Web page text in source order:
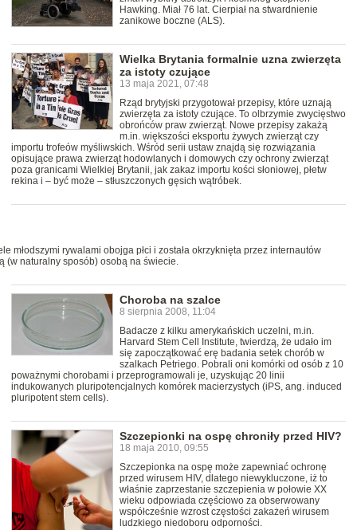
Hawking. Miał 76 lat. Cierpiał na stwardnienie
zanikowe boczne (ALS).
Wielka Brytania formalnie uzna zwierzęta
za istoty czujące
13 maja 2021, 07:48
Rząd brytyjski przygotował przepisy, które uznają
zwierzęta za istoty czujące. To olbrzymie zwycięstwo
obrońców praw zwierząt. Nowe przepisy zakażą
m.in. większości eksportu żywych zwierząt czy
importu trofeów myśliwskich. Wśród serii ustaw znajdą się rozwiązania
opisujące prawa zwierząt hodowlanych i domowych czy ochrony zwierząt
poza granicami Wielkiej Brytanii, jak zakaz importu kości słoniowej, płetw
rekina i – być może – stłuszczonych gęsich wątróbek.
młodszymi rywalami obojga płci i została okrzyknięta przez internautów
(w naturalny sposób) osobą na świecie.
Choroba na szalce
8 sierpnia 2008, 11:04
Badacze z kilku amerykańskich uczelni, m.in.
Harvard Stem Cell Institute, twierdzą, że udało im
się zapoczątkować erę badania setek chorób w
szalkach Petriego. Pobrali oni komórki od osób z 10
poważnymi chorobami i przeprogramowali je, uzyskując 20 linii
indukowanych pluripotencjalnych komórek macierzystych (iPS, ang. induced
pluripotent stem cells).
Szczepionki na ospę chroniły przed HIV?
18 maja 2010, 09:55
Szczepionka na ospę może zapewniać ochronę
przed wirusem HIV, dlatego niewykluczone, iż to
właśnie zaprzestanie szczepienia w połowie XX
wieku odpowiada częściowo za obserwowany
współcześnie wzrost częstości zakażeń wirusem
ludzkiego niedoboru odporności.